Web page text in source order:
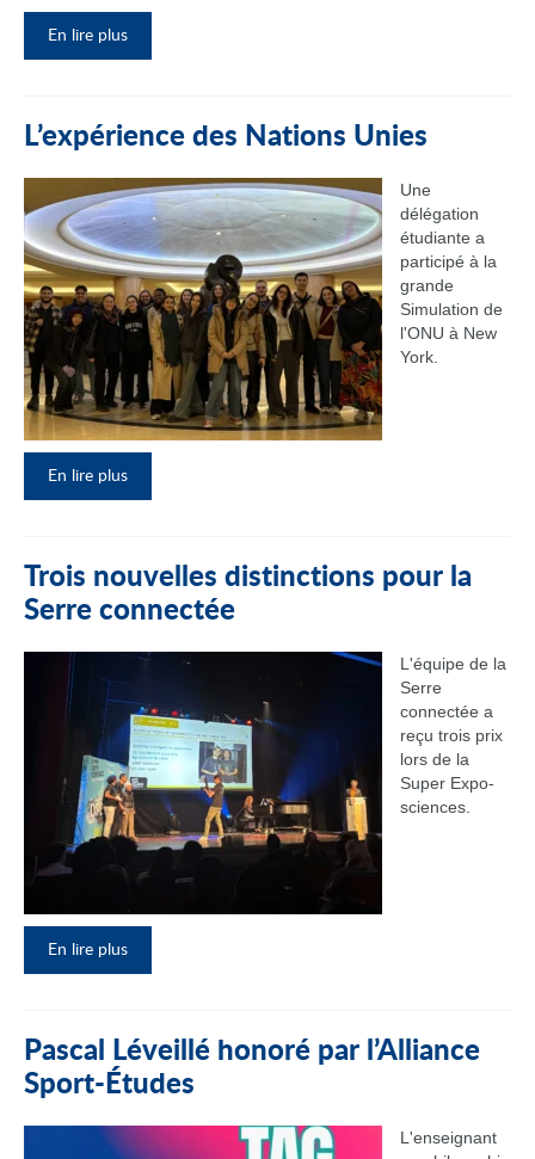
En lire plus
L’expérience des Nations Unies
Une
délégation
étudiante a
participé à la
grande
Simulation de
l'ONU à New
York.
En lire plus
Trois nouvelles distinctions pour la
Serre connectée
L'équipe de la
Serre
connectée a
reçu trois prix
lors de la
Super Expo-
sciences.
En lire plus
Pascal Léveillé honoré par l’Alliance
Sport-Études
L'enseignant